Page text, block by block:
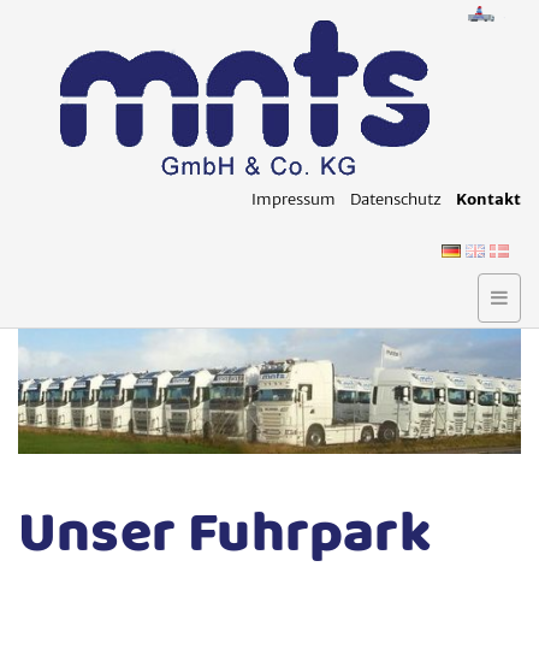
Im­pres­sum Da­ten­schutz Kon­takt
Unser Fuhrpark